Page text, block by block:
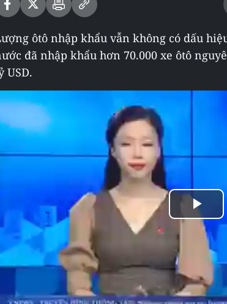
ôtô nhập khẩu vẫn không có dấu
đã nhập khẩu hơn 70.000 xe ôtô
USD.
Play